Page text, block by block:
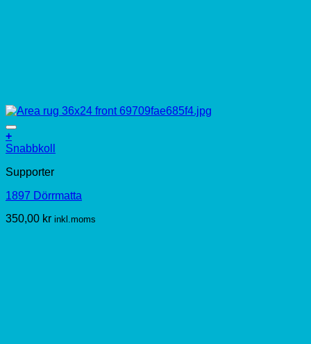
+
Snabbkoll
Supporter
1897 Dörrmatta
350,00 kr inkl.moms